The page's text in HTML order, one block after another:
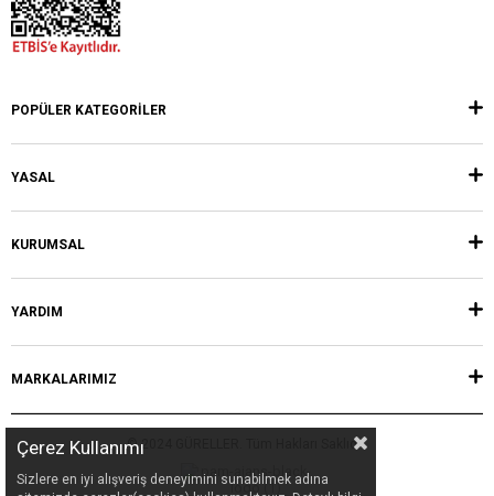
POPÜLER KATEGORİLER
YASAL
KURUMSAL
YARDIM
MARKALARIMIZ
© 2024 GÜRELLER. Tüm Hakları Saklıdır.
Çerez Kullanımı
Sizlere en iyi alışveriş deneyimini sunabilmek adına